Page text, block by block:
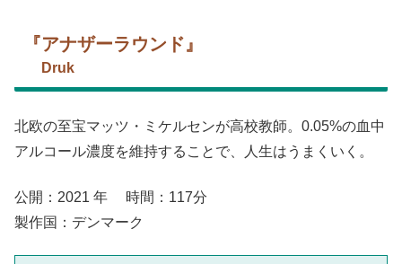
『アナザーラウンド』
Druk
北欧の至宝マッツ・ミケルセンが高校教師。 0.05%の血中
アルコール濃度を維持することで、人生はうまくいく。
公開：2021 年 時間：117分
製作国：デンマーク